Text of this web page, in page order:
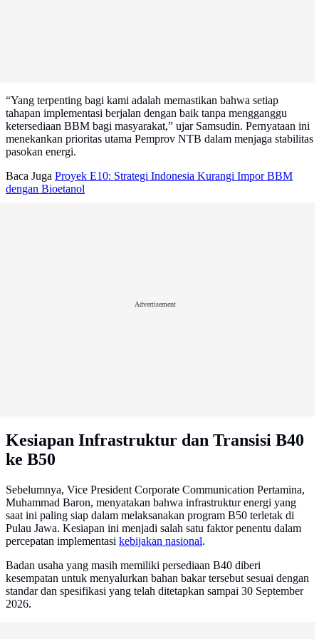
“Yang terpenting bagi kami adalah memastikan bahwa setiap
tahapan implementasi berjalan dengan baik tanpa mengganggu
ketersediaan BBM bagi masyarakat,” ujar Samsudin. Pernyataan ini
menekankan prioritas utama Pemprov NTB dalam menjaga stabilitas
pasokan energi.
Baca Juga Proyek E10: Strategi Indonesia Kurangi Impor BBM
dengan Bioetanol
Advertisement
Kesiapan Infrastruktur dan Transisi B40
ke B50
Sebelumnya, Vice President Corporate Communication Pertamina,
Muhammad Baron, menyatakan bahwa infrastruktur energi yang
saat ini paling siap dalam melaksanakan program B50 terletak di
Pulau Jawa. Kesiapan ini menjadi salah satu faktor penentu dalam
percepatan implementasi kebijakan nasional.
Badan usaha yang masih memiliki persediaan B40 diberi
kesempatan untuk menyalurkan bahan bakar tersebut sesuai dengan
standar dan spesifikasi yang telah ditetapkan sampai 30 September
2026.